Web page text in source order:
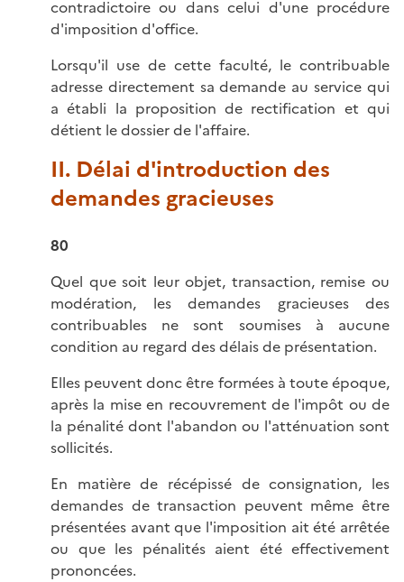
contradictoire ou dans celui d'une procédure
d'imposition d'office.
Lorsqu'il use de cette faculté, le contribuable
adresse directement sa demande au service qui
a établi la proposition de rectification et qui
détient le dossier de l'affaire.
II. Délai d'introduction des
demandes gracieuses
80
Quel que soit leur objet, transaction, remise ou
modération, les demandes gracieuses des
contribuables ne sont soumises à aucune
condition au regard des délais de présentation.
Elles peuvent donc être formées à toute époque,
après la mise en recouvrement de l'impôt ou de
la pénalité dont l'abandon ou l'atténuation sont
sollicités.
En matière de récépissé de consignation, les
demandes de transaction peuvent même être
présentées avant que l'imposition ait été arrêtée
ou que les pénalités aient été effectivement
prononcées.